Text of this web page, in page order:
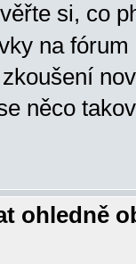
si, co
na
něco
ohledně